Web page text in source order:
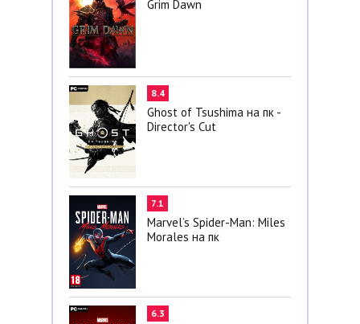
Grim Dawn
8.4
Ghost of Tsushima на пк -
Director's Cut
7.1
Marvel’s Spider-Man: Miles
Morales на пк
6.3